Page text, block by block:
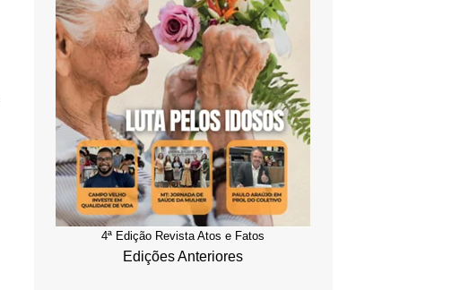
4ª Edição Revista Atos e Fatos
Edições Anteriores